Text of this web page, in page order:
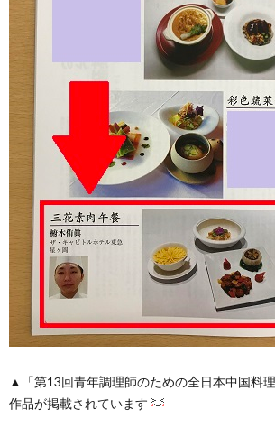
▲「第13回青年調理師のための全日本中国料
作品が掲載されています